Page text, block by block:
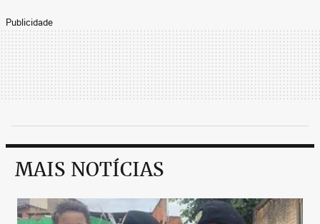
Publicidade
MAIS NOTÍCIAS